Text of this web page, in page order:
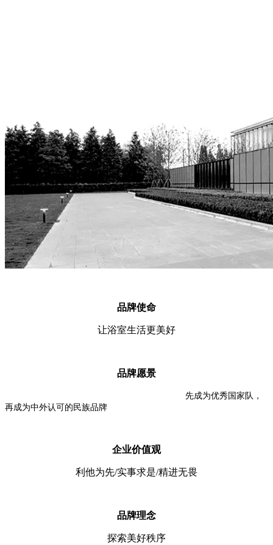
品牌使命
让浴室生活更美好
品牌愿景
先成为优秀国家队，
再成为中外认可的民族品牌
企业价值观
利他为先/实事求是/精进无畏
品牌理念
探索美好秩序